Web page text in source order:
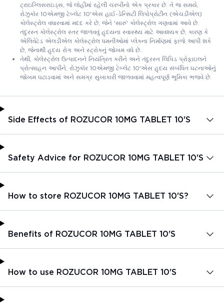
ટ્રાઇગ્લિસરાઇડ્સ, જે લોહીમાં રહેલી ચરબીનો એક પ્રકાર છે. તે જ સમયે,
રોઝુકૉર 10એમજી ટેબ્લેટ 10'એસ હાઈ-ડેન્સિટી લિપોપ્રોટીન (એચડીએલ)
કોલેસ્ટ્રોલ વધારવામાં મદદ કરે છે, જેને 'સારું' કોલેસ્ટ્રોલ ગણવામાં આવે છે.
તંદુરસ્ત કોલેસ્ટ્રોલ સ્તર જાળવવું હૃદયના સ્વાસ્થ્ય માટે આવશ્યક છે, કારણ કે
એલિવેટેડ એલડીએલ કોલેસ્ટ્રોલ ધમનીઓમાં પ્લેકના નિર્માણમાં ફાળો આપી શકે
છે, જેનાથી હૃદય રોગ અને સ્ટ્રોકનું જોખમ વધે છે.
તેથી, કોલેસ્ટ્રોલ ઉત્પાદનને નિયંત્રિત કરીને અને તંદુરસ્ત લિપિડ પ્રોફાઇલને
પ્રોત્સાહન આપીને, રોઝુકૉર 10એમજી ટેબ્લેટ 10'એસ હૃદય સંબંધિત ઘટનાઓનું
જોખમ ઘટાડવામાં અને સમગ્ર સુખાકારી જાળવવામાં મહત્વપૂર્ણ ભૂમિકા ભજવે છે.
Side Effects of ROZUCOR 10MG TABLET 10'S
Safety Advice for ROZUCOR 10MG TABLET 10'S
How to store ROZUCOR 10MG TABLET 10'S?
Benefits of ROZUCOR 10MG TABLET 10'S
How to use ROZUCOR 10MG TABLET 10'S